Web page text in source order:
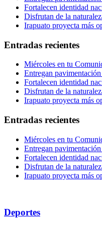
Fortalecen identidad
Disfrutan de la
Irapuato proyecta más
Entradas recientes
Miércoles en tu
Entregan
Fortalecen identidad
Disfrutan de la
Irapuato proyecta más
Entradas recientes
Miércoles en tu
Entregan
Fortalecen identidad
Disfrutan de la
Irapuato proyecta más
Deportes